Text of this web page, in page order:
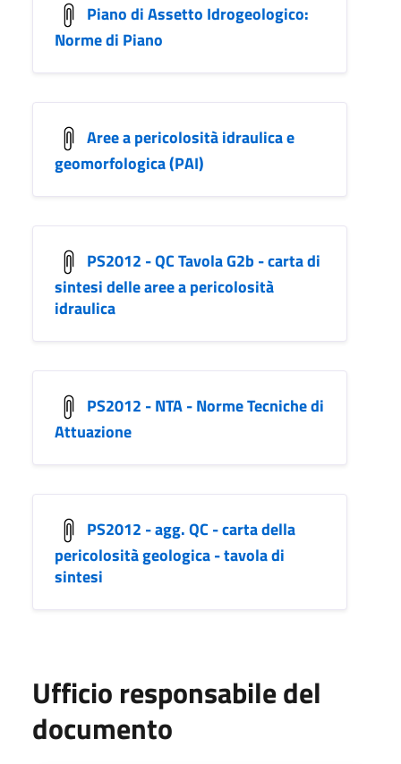
Piano di Assetto Idrogeologico:
Norme di Piano
Aree a pericolosità idraulica e
geomorfologica (PAI)
PS2012 - QC Tavola G2b - carta di
sintesi delle aree a pericolosità
idraulica
PS2012 - NTA - Norme Tecniche di
Attuazione
PS2012 - agg. QC - carta della
pericolosità geologica - tavola di
sintesi
Ufficio responsabile del
documento